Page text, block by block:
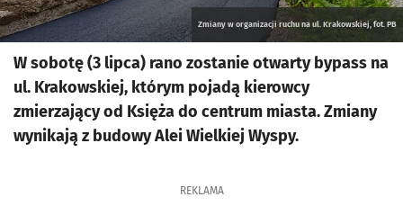
Zmiany w organizacji ruchu na ul. Krakowskiej, fot. PB
W sobotę (3 lipca) rano zostanie otwarty bypass na
ul. Krakowskiej, którym pojadą kierowcy
zmierzający od Księża do centrum miasta. Zmiany
wynikają z budowy Alei Wielkiej Wyspy.
REKLAMA